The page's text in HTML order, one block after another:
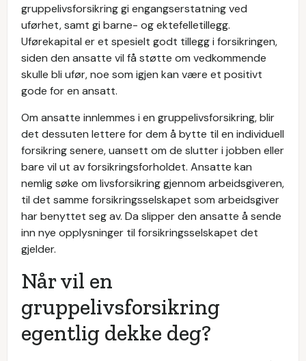
gruppelivsforsikring gi engangserstatning ved
uførhet, samt gi barne- og ektefelletillegg.
Uførekapital er et spesielt godt tillegg i forsikringen,
siden den ansatte vil få støtte om vedkommende
skulle bli ufør, noe som igjen kan være et positivt
gode for en ansatt.
Om ansatte innlemmes i en gruppelivsforsikring, blir
det dessuten lettere for dem å bytte til en individuell
forsikring senere, uansett om de slutter i jobben eller
bare vil ut av forsikringsforholdet. Ansatte kan
nemlig søke om livsforsikring gjennom arbeidsgiveren,
til det samme forsikringsselskapet som arbeidsgiver
har benyttet seg av. Da slipper den ansatte å sende
inn nye opplysninger til forsikringsselskapet det
gjelder.
Når vil en
gruppelivsforsikring
egentlig dekke deg?